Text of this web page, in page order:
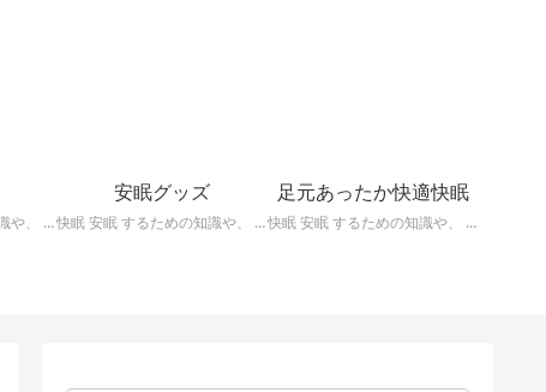
快眠 安眠 するための知識や、 枕 、 照明 、 アロマ など、おすすめの グッズ などを紹介。 ぐっすり眠るために重要な枕選びのポイントや商品の紹介、 テンピュール 、 マニフレックス など。
安眠グッズ
快眠 安眠 するための知識や、 枕 、 照明 、 アロマ など、おすすめの グッズ などを紹介。 いろいろな 快眠 安眠 グッズ の紹介、足枕、うたた寝枕、目覚まし時計、入浴剤 など。
足元あったか快適快眠
快眠 安眠 するための知識や、 枕 、 照明 、 アロマ など、おすすめの グッズ などを紹介。 足元あったかで快適に眠るための 湯たんぽ あったか靴下 レッグウォーマー などの紹介です。